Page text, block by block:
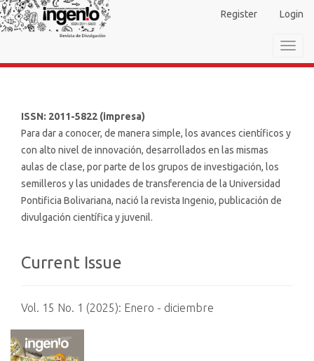
Main
Navigation
Main
Sidebar
Register Login
ISSN: 2011-5822 (impresa)
Para dar a conocer, de manera simple, los avances científicos y
con alto nivel de innovación, desarrollados en las mismas
aulas de clase, por parte de los grupos de investigación, los
semilleros y las unidades de transferencia de la Universidad
Pontificia Bolivariana, nació la revista Ingenio, publicación de
divulgación científica y juvenil.
Current Issue
Vol. 15 No. 1 (2025): Enero - diciembre